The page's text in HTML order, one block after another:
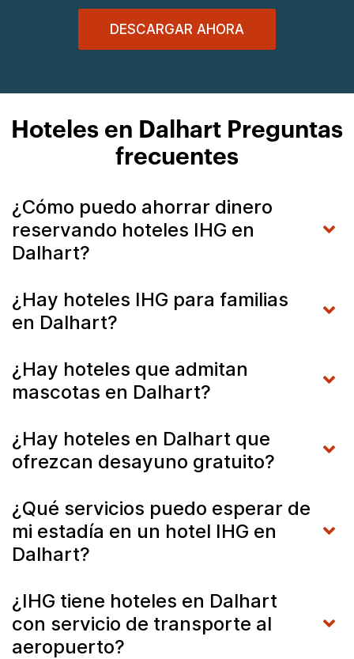
DESCARGAR AHORA
Hoteles en Dalhart Preguntas
frecuentes
¿Cómo puedo ahorrar dinero
reservando hoteles IHG en
Dalhart?
¿Hay hoteles IHG para familias
en Dalhart?
¿Hay hoteles que admitan
mascotas en Dalhart?
¿Hay hoteles en Dalhart que
ofrezcan desayuno gratuito?
¿Qué servicios puedo esperar de
mi estadía en un hotel IHG en
Dalhart?
¿IHG tiene hoteles en Dalhart
con servicio de transporte al
aeropuerto?